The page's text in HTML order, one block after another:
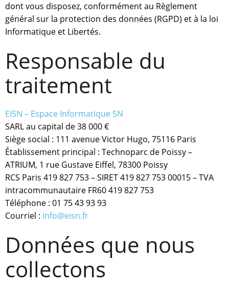
dont vous disposez, conformément au Règlement
général sur la protection des données (RGPD) et à la loi
Informatique et Libertés.
Responsable du
traitement
EISN – Espace Informatique SN
SARL au capital de 38 000 €
Siège social : 111 avenue Victor Hugo, 75116 Paris
Établissement principal : Technoparc de Poissy –
ATRIUM, 1 rue Gustave Eiffel, 78300 Poissy
RCS Paris 419 827 753 – SIRET 419 827 753 00015 – TVA
intracommunautaire FR60 419 827 753
Téléphone : 01 75 43 93 93
Courriel : info@eisn.fr
Données que nous
collectons